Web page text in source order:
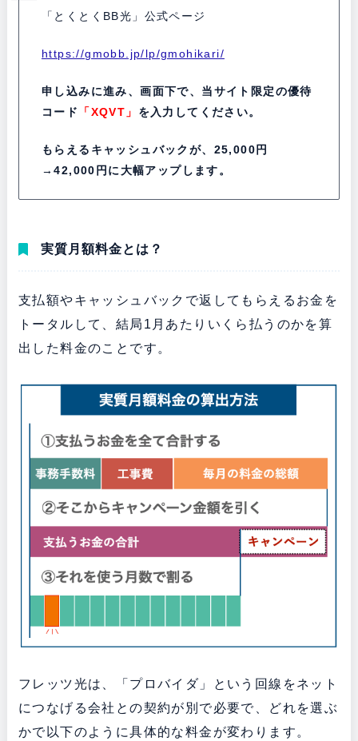
「とくとくBB光」公式ページ
https://gmobb.jp/lp/gmohikari/
申し込みに進み、画面下で、当サイト限定の優待
コード
「XQVT」 を入力してください。
もらえるキャッシュバックが、25,000円
→42,000円に大幅アップします。
実質月額料金とは？
支払額やキャッシュバックで返してもらえるお金を
トータルして、結局1月あたりいくら払うのかを算
出した料金のことです。
フレッツ光は、「プロバイダ」という回線をネット
につなげる会社との契約が別で必要で、どれを選ぶ
かで以下のように具体的な料金が変わります。